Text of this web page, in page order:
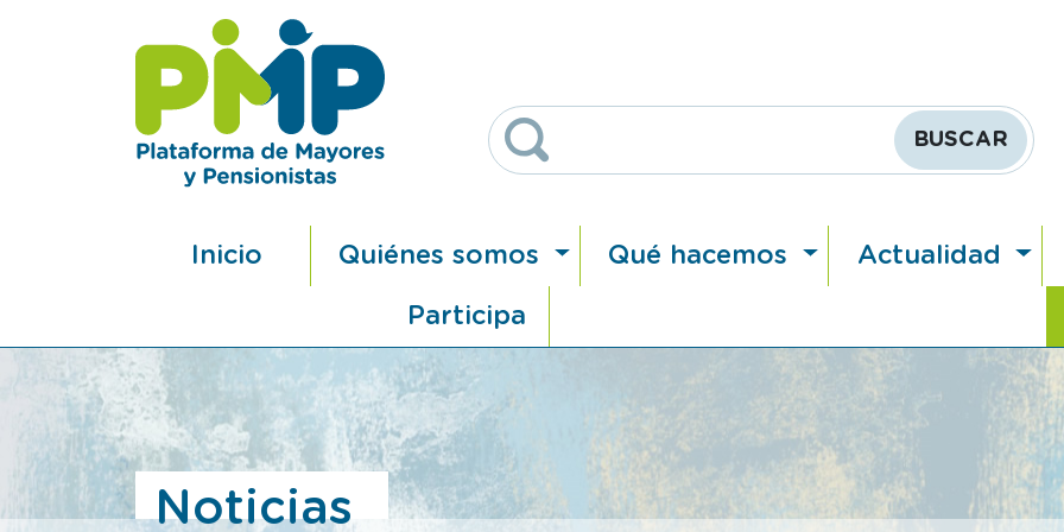
Navegación principal
Inicio Quiénes somos Qué hacemos Actualidad
Participa
Noticias